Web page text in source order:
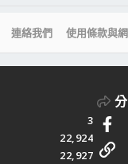
連絡我們 使用條款與
3
22,924
22,927
連